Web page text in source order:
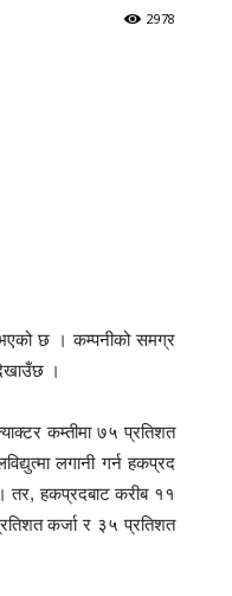
2978
भएको छ । कम्पनीको समग्र
।
कम्तीमा ७५ प्रतिशत
लगानी गर्न हकप्रद
तर, हकप्रदबाट करीब ११
कर्जा र ३५ प्रतिशत